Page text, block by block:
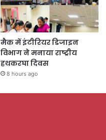
मैक में इंटीरियर डिजाइन
विभाग ने मनाया राष्ट्रीय
हथकरघा दिवस
8 hours ago